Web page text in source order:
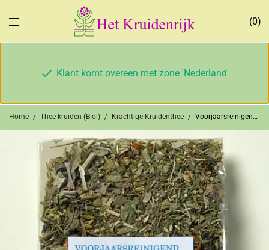
0
Klant komt overeen met zone 'Nederland'
Home / Thee kruiden (Biol) / Krachtige Kruidenthee / Voorjaarsreinigende thee (bio)